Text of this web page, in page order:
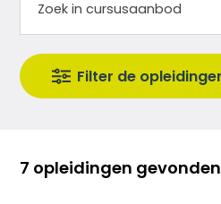
7 opleidingen gevonden